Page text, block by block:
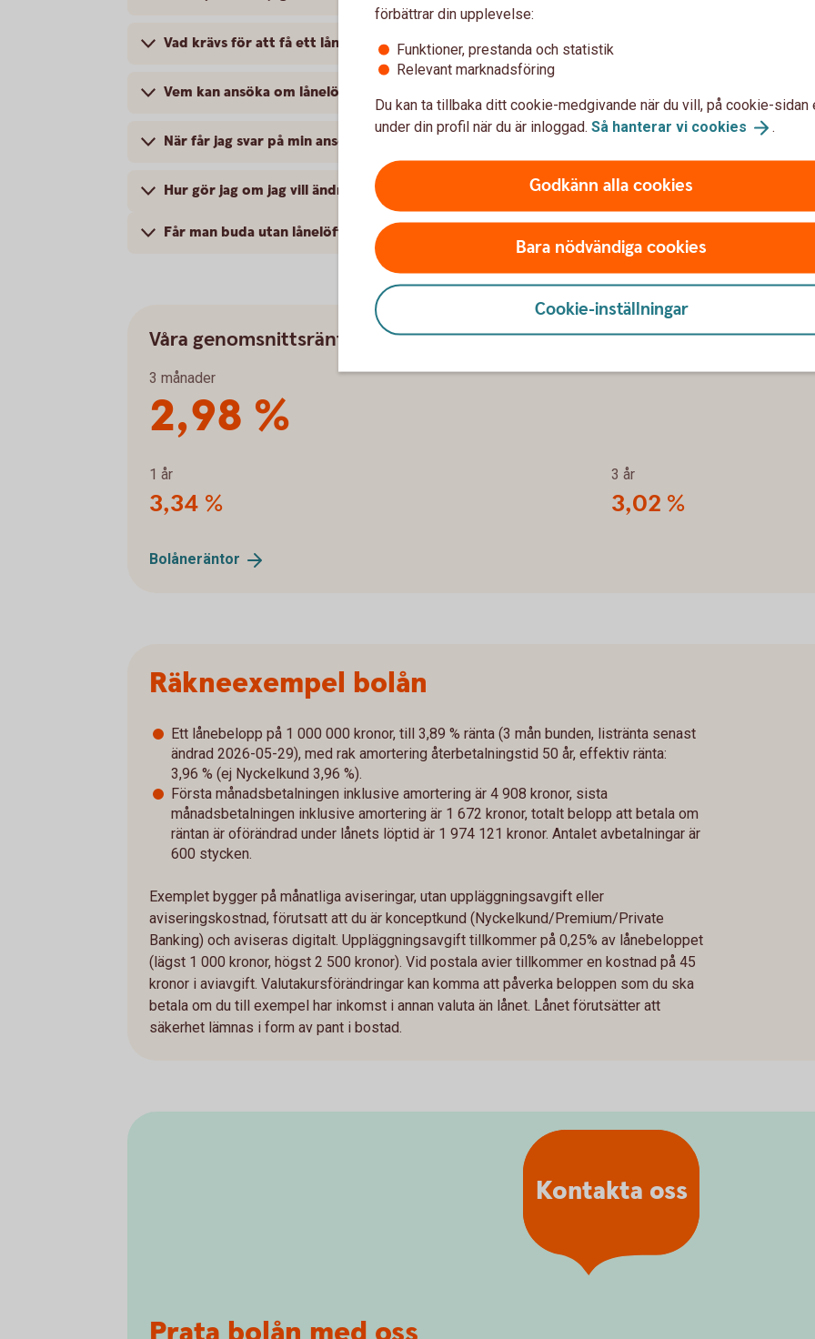
Vad krävs för att få ett lånelöfte?
Vem kan ansöka om lånelöfte?
När får jag svar på min ansökan om lånelöfte?
Hur gör jag om jag vill ändra mitt lånelöfte?
Får man buda utan lånelöfte?
Våra genomsnittsräntor
3 månader
2,98 %
1 år
3,34 %
3 år
3,02 %
Bolåneräntor
Räkneexempel bolån
Ett lånebelopp på 1 000 000 kronor, till 3,89 % ränta (3 mån bunden, listränta senast
ändrad 2026-05-29), med rak amortering återbetalningstid 50 år, effektiv ränta:
3,96 % (ej Nyckelkund 3,96 %).
Första månadsbetalningen inklusive amortering är 4 908 kronor, sista
månadsbetalningen inklusive amortering är 1 672 kronor, totalt belopp att betala om
räntan är oförändrad under lånets löptid är 1 974 121 kronor. Antalet avbetalningar är
600 stycken.
Exemplet bygger på månatliga aviseringar, utan uppläggningsavgift eller
aviseringskostnad, förutsatt att du är konceptkund (Nyckelkund/Premium/Private
Banking) och aviseras digitalt. Uppläggningsavgift tillkommer på 0,25% av lånebeloppet
(lägst 1 000 kronor, högst 2 500 kronor). Vid postala avier tillkommer en kostnad på 45
kronor i aviavgift. Valutakursförändringar kan komma att påverka beloppen som du ska
betala om du till exempel har inkomst i annan valuta än lånet. Lånet förutsätter att
säkerhet lämnas i form av pant i bostad.
Kontakta oss
förbättrar din upplevelse:
Funktioner, prestanda och statistik
Relevant marknadsföring
Du kan ta tillbaka ditt cookie-medgivande när du vill, på cookie-sidan
under din profil när du är inloggad. Så hanterar vi cookies .
Godkänn alla cookies
Bara nödvändiga cookies
Cookie-inställningar